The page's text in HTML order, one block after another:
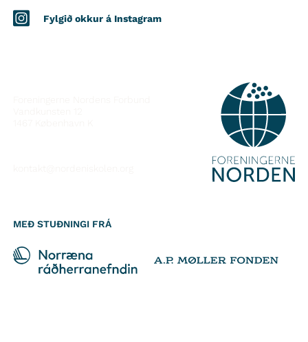
Fylgið okkur á Instagram
MEÐ STUÐNINGI FRÁ